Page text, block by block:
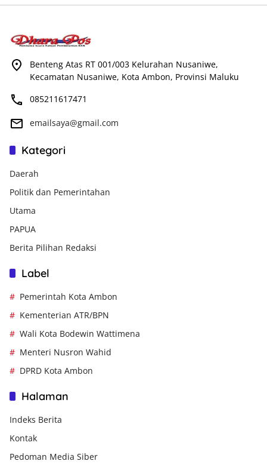
Benteng Atas RT 001/003 Kelurahan Nusaniwe,
Kecamatan Nusaniwe, Kota Ambon, Provinsi Maluku
085211617471
emailsaya@gmail.com
Kategori
Daerah
Politik dan Pemerintahan
Utama
PAPUA
Berita Pilihan Redaksi
Label
Pemerintah Kota Ambon
Kementerian ATR/BPN
Wali Kota Bodewin Wattimena
Menteri Nusron Wahid
DPRD Kota Ambon
Halaman
Indeks Berita
Kontak
Pedoman Media Siber